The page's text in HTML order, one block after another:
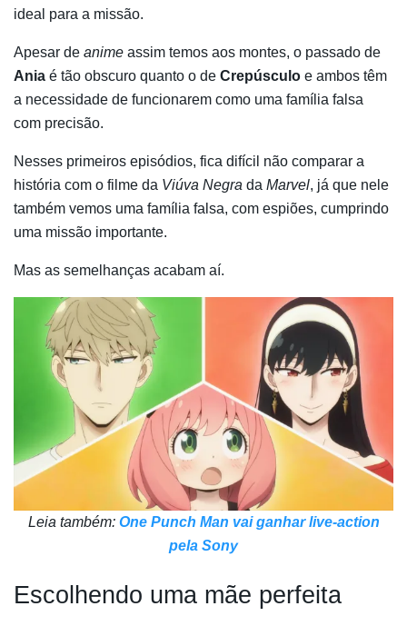
ideal para a missão.
Apesar de anime assim temos aos montes, o passado de
Ania é tão obscuro quanto o de Crepúsculo e ambos têm
a necessidade de funcionarem como uma família falsa
com precisão.
Nesses primeiros episódios, fica difícil não comparar a
história com o filme da Viúva Negra da Marvel, já que nele
também vemos uma família falsa, com espiões, cumprindo
uma missão importante.
Mas as semelhanças acabam aí.
Leia também: One Punch Man vai ganhar live-action
pela Sony
Escolhendo uma mãe perfeita